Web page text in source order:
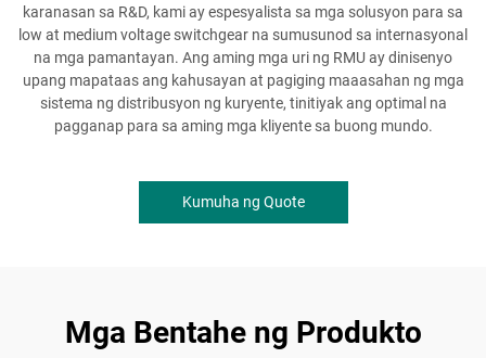
karanasan sa R&D, kami ay espesyalista sa mga solusyon para sa
low at medium voltage switchgear na sumusunod sa internasyonal
na mga pamantayan. Ang aming mga uri ng RMU ay dinisenyo
upang mapataas ang kahusayan at pagiging maaasahan ng mga
sistema ng distribusyon ng kuryente, tinitiyak ang optimal na
pagganap para sa aming mga kliyente sa buong mundo.
Kumuha ng Quote
Mga Bentahe ng Produkto